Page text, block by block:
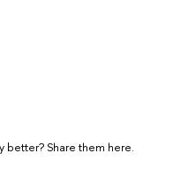
better? Share them here.